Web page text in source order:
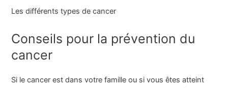
Les différents types de cancer
Conseils pour la prévention du
cancer
Si le cancer est dans votre famille ou si vous êtes atteint